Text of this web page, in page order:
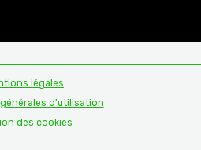
légales
d'utilisation
des cookies